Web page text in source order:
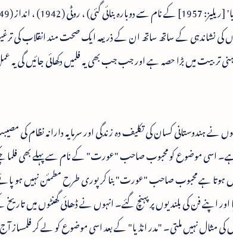
ناانصافیوں کی نشاندہی کے ساتھ ساتھ ان کے ذریعہ ایک صحت مند انقلاب کی
میں بڑا حصہ ہے اور جب جب بھی یہ فلمیں دکھائی جائیں گی یہ
ہندوستانی کسان کی تکلیف دہ زندگی اور سرمایہ دارانہ نظام کی
اسی موضوع کو محبوب صاحب "عورت" کے نام سے پہلے بھی فلما
ہے محبوب صاحب "عورت" بنا کر پوری طرح مطمئن نہیں ہو
اپنے فن کی بلندیوں پر پہنچ گئے۔ انہوں نے ڈھائی گھنٹوں میں
مثال نہیں ملتی۔ "مدر انڈیا" کے بعد اسی موضوع کو لے کر فلمساز